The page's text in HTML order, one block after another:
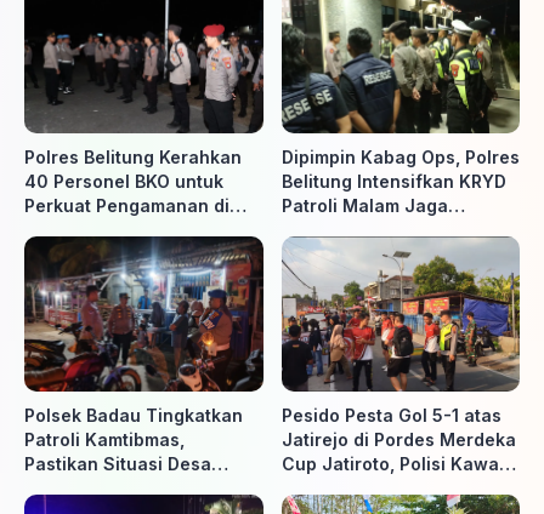
Polres Belitung Kerahkan
40 Personel BKO untuk
Perkuat Pengamanan di
Dipimpin Kabag Ops, Polres
Belitung Intensifkan KRYD
Patroli Malam Jaga
Polsek Badau Tingkatkan
Patroli Kamtibmas,
Pastikan Situasi Desa
Pesido Pesta Gol 5-1 atas
Jatirejo di Pordes Merdeka
Cup Jatiroto, Polisi Kawal